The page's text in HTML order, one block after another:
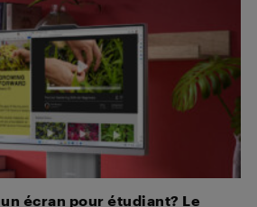
écran pour étudiant? Le